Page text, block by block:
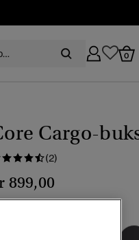
0
Cargo-
(2)
899,00